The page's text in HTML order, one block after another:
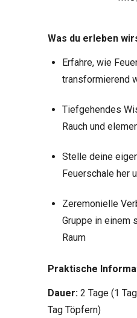
Was du erleben
Erfahre, wie
transformierend
Tiefgehendes
Rauch und
Stelle deine
Feuerschale her
Zeremonielle
Gruppe in einem
Raum
Praktische
Dauer: 2 Tage (1
Tag Töpfern)